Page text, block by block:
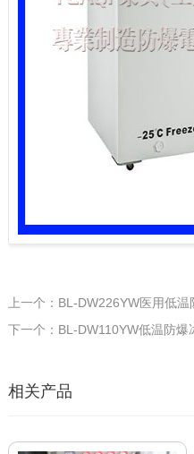
上一个：BL-DW226YW医用低温
下一个：BL-DW110YW低温防爆
相关产品